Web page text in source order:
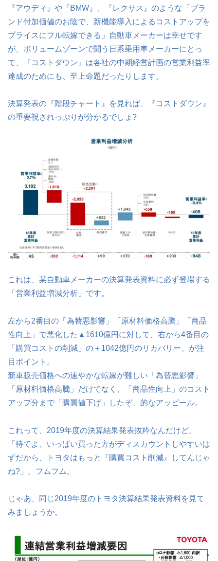
『アウディ』や『BMW』、『レクサス』のような「ブラ
ンド付加価値のお陰で、新機能導入によるコストアップを
プライスにフル転嫁できる」自動車メーカーは幸せです
が、ボリュームゾーンで闘う日系乗用車メーカーにとっ
て、『コストダウン』は各社の中期経営計画の営業利益率
達成のためにも、至上命題だったりします。
決算発表の『階段チャート』を見れば、『コストダウン』
の重要視されっぷりが分かるでしょ?
これは、某自動車メーカーの決算発表資料に必ず登場する
「営業利益増減分析」です。
左から2番目の「為替悪影響」「原材料価格高騰」「商品
性向上」で悪化した▲1610億円に対して、右から4番目の
「購買コストの削減」の＋1042億円のリカバリー、が注
目ポイント。
新車販売価格への速やかな転嫁が難しい「為替悪影響」
「原材料価格高騰」だけでなく、「商品性向上」のコスト
アップ分まで「購買値下げ」したぞ、的なアッピール。
これって、2019年度の決算結果発表抜粋なんだけど、
「待てよ、いっぱい買った方がディスカウントしやすいは
ずだから、トヨタはもっと『購買コスト削減』してんじゃ
ね?」。フムフム。
じゃあ、同じ2019年度のトヨタ決算結果発表資料を見て
みましょうか。